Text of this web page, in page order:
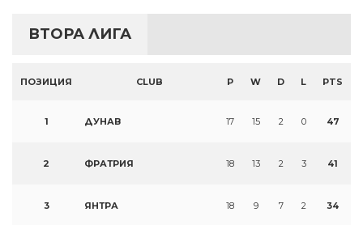
ВТОРА ЛИГА
ПОЗИЦИЯ CLUB P W D L PTS
1 ДУНАВ 17 15 2 0 47
2 ФРАТРИЯ 18 13 2 3 41
3 ЯНТРА 18 9 7 2 34